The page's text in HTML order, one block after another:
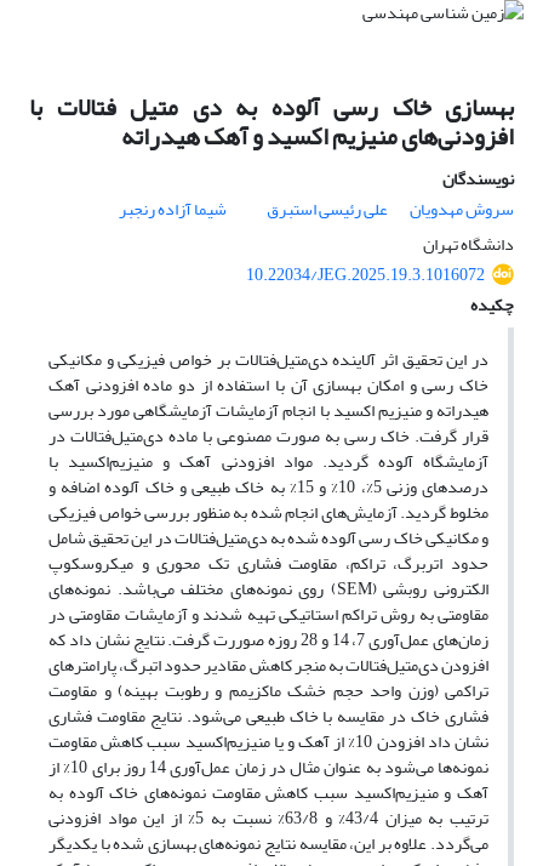
بهسازی خاک رسی آلوده به دی ‌متیل ‌فتالات با
افزودنی‌های منیزیم اکسید و آهک هیدراته
نویسندگان
سروش مهدویان
علی رئیسی استبرق
شیما آزاده رنجبر
دانشگاه تهران
10.22034/JEG.2025.19.3.1016072
چکیده
در این تحقیق اثر آلاینده دی‌متیل‌فتالات بر خواص فیزیکی و مکانیکی
خاک رسی و امکان بهسازی آن با استفاده از دو ماده افزودنی آهک
هیدراته و منیزیم ‌اکسید با انجام آزمایشات آزمایشگاهی مورد بررسی
قرار گرفت. خاک رسی به صورت مصنوعی با ماده دی‌متیل‌فتالات در
آزمایشگاه آلوده گردید. مواد افزودنی آهک و منیزیم‌اکسید با
درصد‌های وزنی 5%، 10% و 15% به خاک طبیعی و خاک آلوده اضافه و
مخلوط گردید. آزمایش‌های انجام شده به منظور بررسی خواص فیزیکی
و مکانیکی خاک رسی آلوده شده به دی‌متیل‌فتالات در این تحقیق شامل
حدود اتربرگ، تراکم، مقاومت فشاری تک محوری و میکروسکوپ
الکترونی روبشی (SEM) روی نمونه‌های مختلف می‌باشد. نمونه‌های
مقاومتی به روش تراکم استاتیکی تهیه شدند و آزمایشات مقاومتی در
زمان‌های عمل‌آوری 7، 14 و 28 روزه صوررت گرفت. نتایج نشان داد که
افزودن دی‌متیل‌فتالات به منجر کاهش مقادیر حدود اتبرگ، پارامتر‌های
تراکمی (وزن واحد حجم خشک ماکزیمم و رطوبت بهینه) و مقاومت
فشاری خاک در مقایسه با خاک طبیعی می‌شود. نتایج مقاومت فشاری
نشان داد افزودن 10% از آهک و یا منیزیم‌اکسید سبب کاهش مقاومت
نمونه‌ها می‌شود به عنوان مثال در زمان عمل‌آوری 14 روز برای 10% از
آهک و منیزیم‌اکسید سبب کاهش مقاومت نمونه‌های خاک آلوده به
ترتیب به میزان 43/4% و 63/8% نسبت به 5% از این مواد افزودنی
می‌گردد. علاوه بر این، مقایسه نتایج نمونه‌های بهسازی شده با یکدیگر